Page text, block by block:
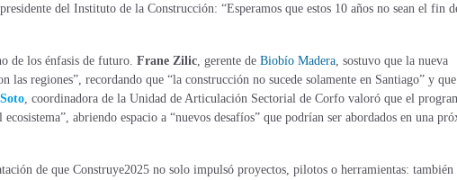
, presidente del Instituto de la Construcción: “Esperamos que estos 10 años no sean el fin
de los énfasis de futuro. Frane Zilic , gerente de Biobío Madera , sostuvo que la nueva
regiones”, recordando que “la construcción no sucede solamente en Santiago” y que
, coordinadora de la Unidad de Articulación Sectorial de Corfo valoró que el
abriendo espacio a “nuevos desafíos” que podrían ser abordados en una
de que Construye2025 no solo impulsó proyectos, pilotos o herramientas: también